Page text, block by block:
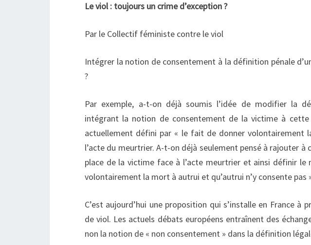
Le viol : toujours un crime d’exception ?
Par le Collectif féministe contre le viol
Intégrer la notion de consentement à la définition pénale
?
Par exemple, a-t-on déjà soumis l’idée de modifier la
intégrant la notion de consentement de la victime à
actuellement défini par « le fait de donner volontairement
l’acte du meurtrier. A-t-on déjà seulement pensé à rajouter
place de la victime face à l’acte meurtrier et ainsi définir
volontairement la mort à autrui et qu’autrui n’y consente pas
C’est aujourd’hui une proposition qui s’installe en France à
de viol. Les actuels débats européens entraînent des
non la notion de « non consentement » dans la définition